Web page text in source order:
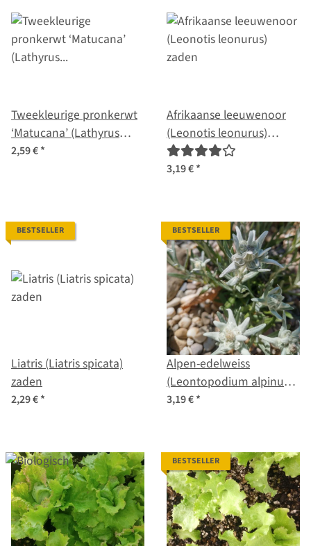
Tweekleurige pronkerwt
‘Matucana’ (Lathyrus
odoratus) zaden
2,59 €*
Afrikaanse leeuwenoor
(Leonotis leonurus)
zaden
3,19 €*
BESTSELLER
Liatris (Liatris spicata)
zaden
2,29 €*
BESTSELLER
Alpen-edelweiss
(Leontopodium alpinum)
zaden
3,19 €*
BESTSELLER